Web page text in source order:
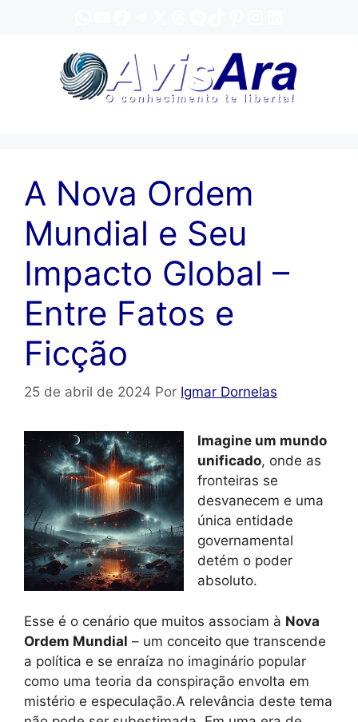
A Nova Ordem
Mundial e Seu
Impacto Global –
Entre Fatos e
Ficção
25 de abril de 2024 Por Igmar Dornelas
Imagine um mundo
unificado, onde as
fronteiras se
desvanecem e uma
única entidade
governamental
detém o poder
absoluto.
Esse é o cenário que muitos associam à Nova
Ordem Mundial – um conceito que transcende
a política e se enraíza no imaginário popular
como uma teoria da conspiração envolta em
mistério e especulação.A relevância deste tema